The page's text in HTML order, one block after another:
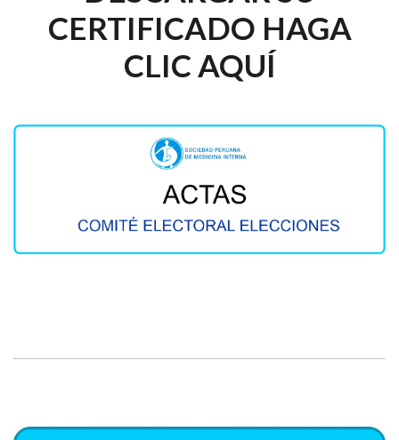
CERTIFICADO HAGA
CLIC AQUÍ